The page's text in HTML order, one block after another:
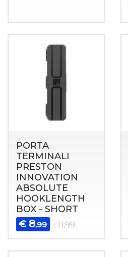
PORTA
TERMINALI
PRESTON
INNOVATION
ABSOLUTE
HOOKLENGTH
BOX - SHORT
€ 8,99 11,99